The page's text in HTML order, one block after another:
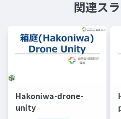
関連ス
Hakoniwa-drone-
unity